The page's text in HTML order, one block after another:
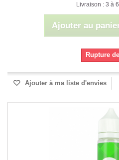
Livraison : 3 à
Ajouter au
Rupture
Ajouter à ma liste d'envies